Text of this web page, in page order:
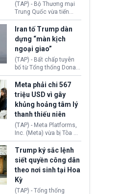
(TAP) - Bộ Thương mại
Trung Quốc vừa tiến
hành áp đặt lệnh trừng
phạt lên hàng loạt thực
thể và siết chặt kiểm
soát xuất khẩu máy bay
không người lái (UAV)
sang Hoa Kỳ. Động thái
này nhằm đáp trả các
biện pháp hạn chế
thương mại, áp thuế mới
cùng lệnh cấm công
nghệ gần đây từ phía
Washington.
Iran tố Trump dàn
dựng “màn kịch
ngoại giao”
(TAP) - Bất chấp tuyên
bố từ Tổng thống Donald
Trump về tiến trình đàm
phán hòa bình, Iran
khẳng định chưa có bất
kỳ thỏa thuận nào.
Tehran cho rằng, Hoa Kỳ
chỉ đang dàn dựng “màn
kịch ngoại giao” để xoa
dịu căng thẳng.
Meta phải chi 567
triệu USD vì gây
khủng hoảng tâm lý
thanh thiếu niên
(TAP) - Meta Platforms,
Inc. (Meta) vừa bị Tòa án
bang New Mexico yêu
cầu đóng góp 567 triệu
USD vào một quỹ khắc
phục hậu quả. Quyết
định này diễn ra sau khi
toà xác định, những nền
tảng mạng xã hội
Trump ký sắc lệnh
siết quyền công dân
theo nơi sinh tại Hoa
Kỳ
(TAP) - Tổng thống